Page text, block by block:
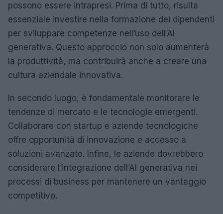
possono essere intrapresi. Prima di tutto, risulta
essenziale investire nella formazione dei dipendenti
per sviluppare competenze nell’uso dell’AI
generativa. Questo approccio non solo aumenterà
la produttività, ma contribuirà anche a creare una
cultura aziendale innovativa.
In secondo luogo, è fondamentale monitorare le
tendenze di mercato e le tecnologie emergenti.
Collaborare con startup e aziende tecnologiche
offre opportunità di innovazione e accesso a
soluzioni avanzate. Infine, le aziende dovrebbero
considerare l’integrazione dell’AI generativa nei
processi di business per mantenere un vantaggio
competitivo.